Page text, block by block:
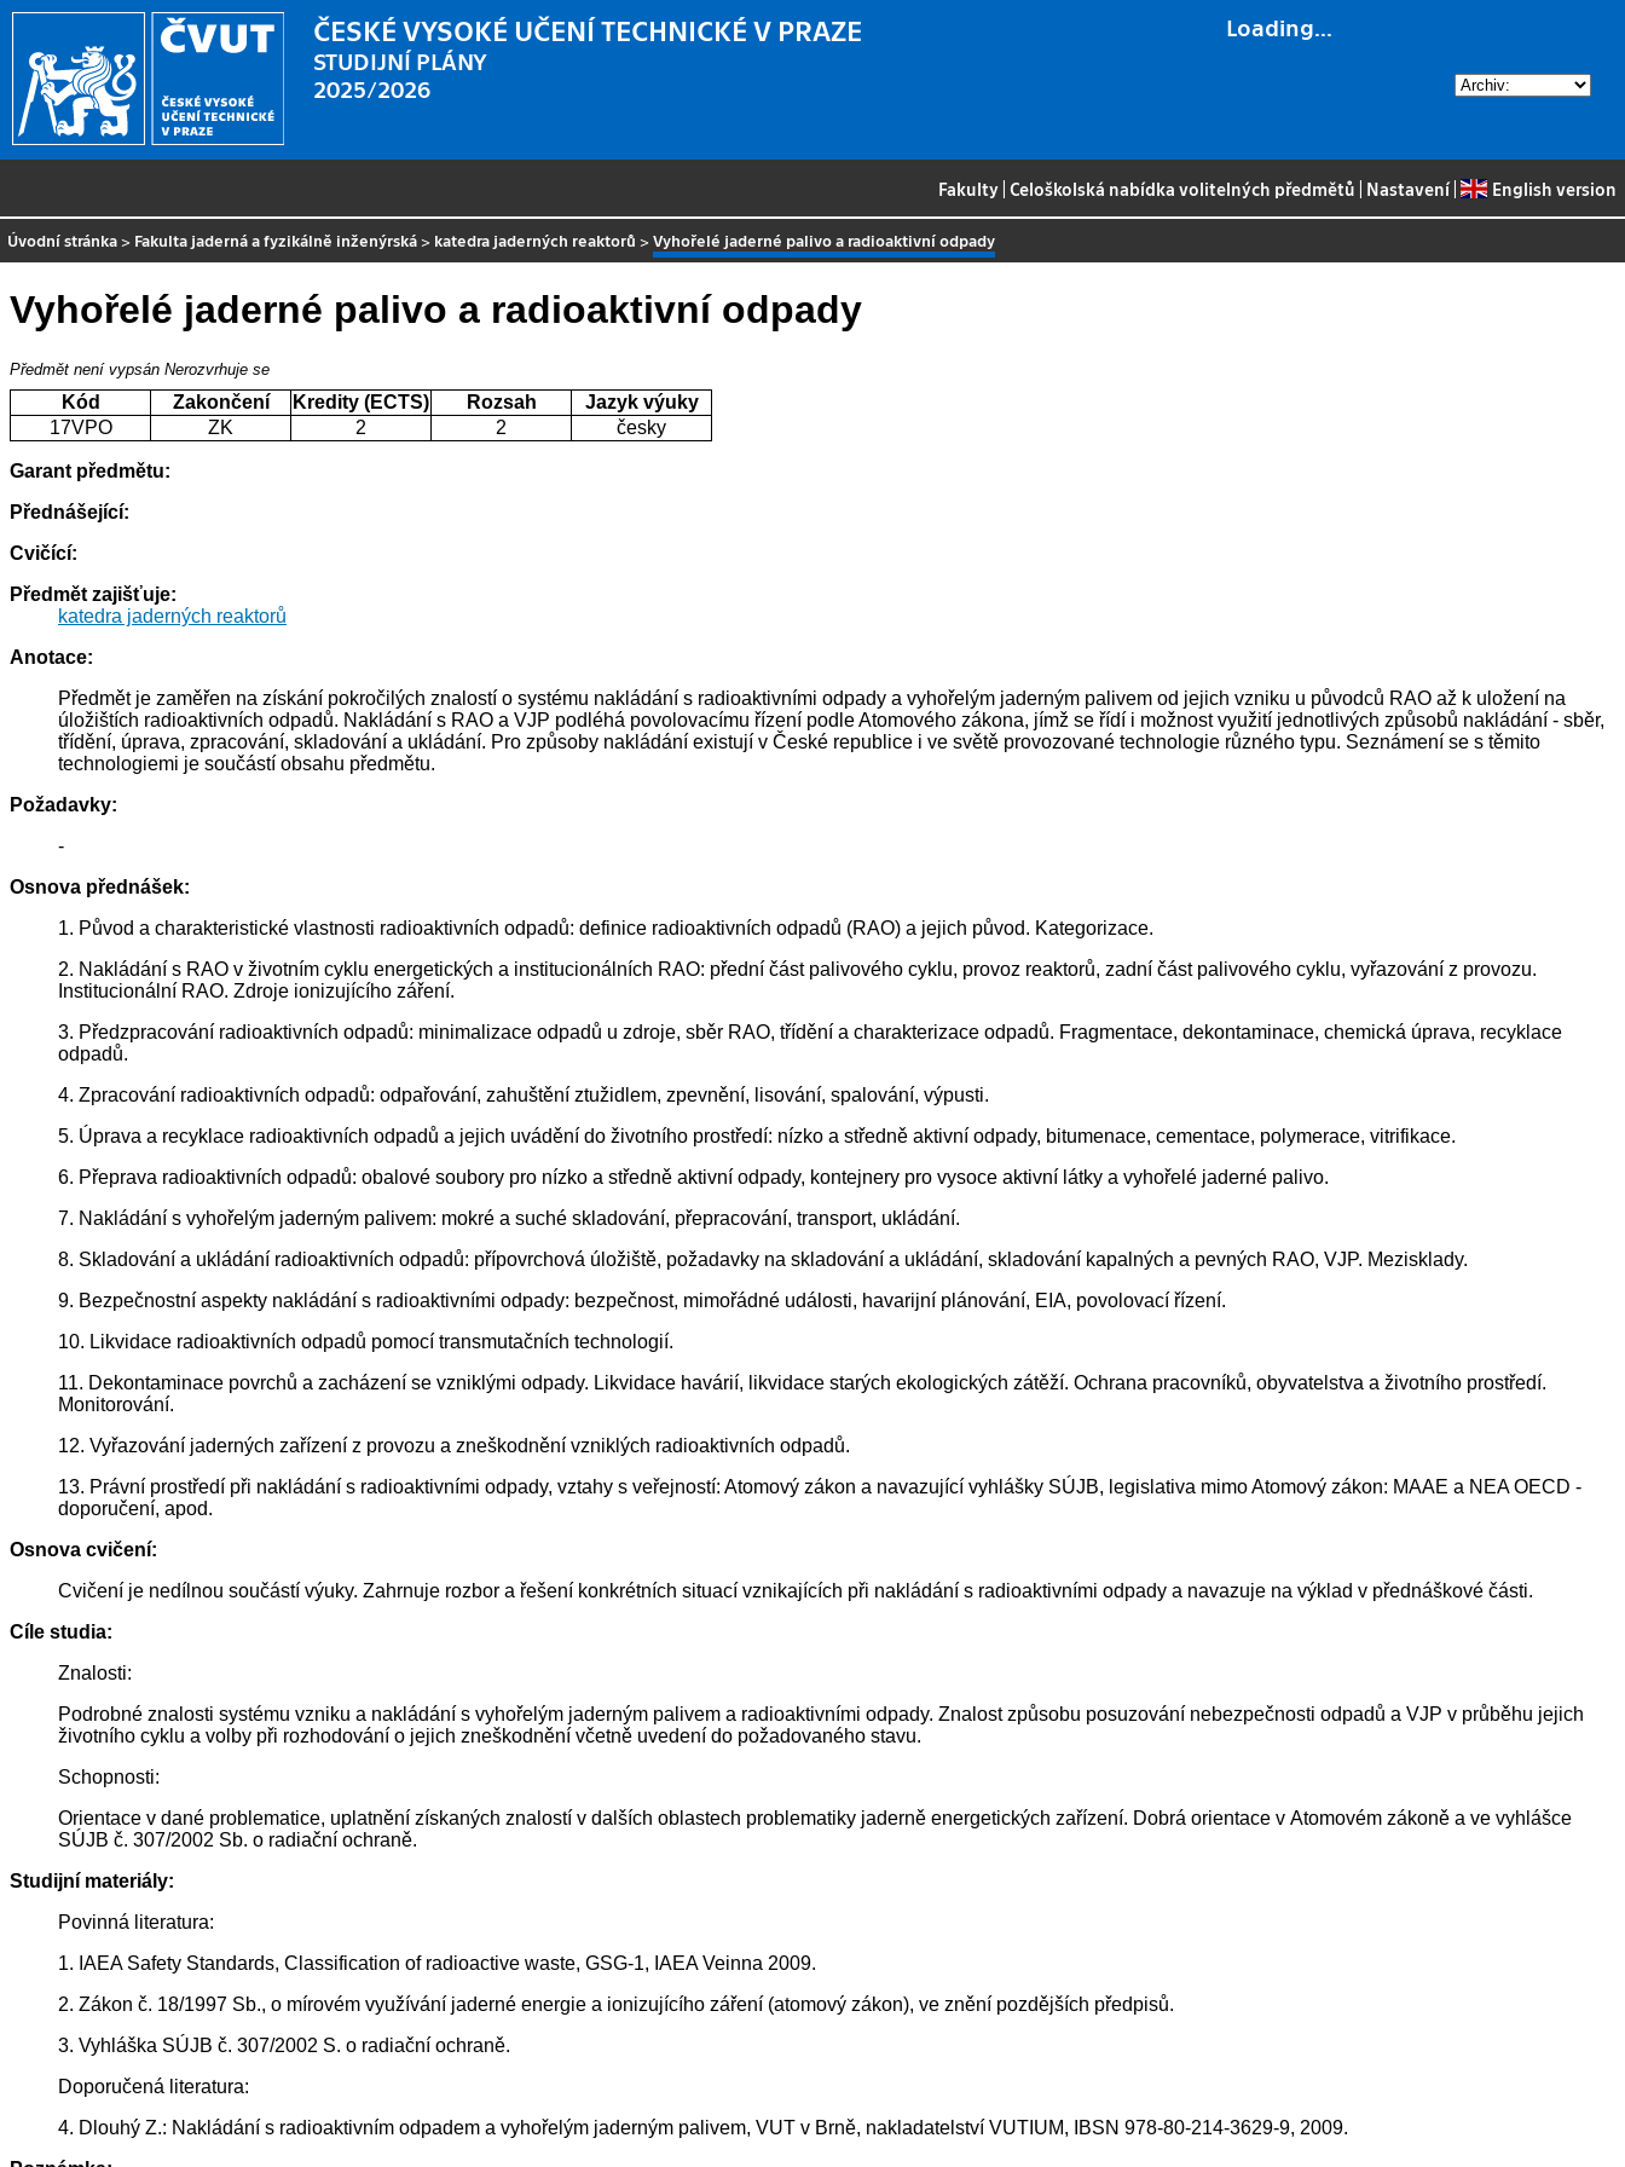
Loading...
ČESKÉ VYSOKÉ UČENÍ TECHNICKÉ V PRAZE
STUDIJNÍ PLÁNY
2025/2026
Fakulty |Celoškolská nabídka volitelných předmětů Nastavení| English version
Úvodní stránka > Fakulta jaderná a fyzikálně inženýrská > katedra jaderných reaktorů >Vyhořelé jaderné palivo a radioaktivní odpady
Vyhořelé jaderné palivo a radioaktivní odpady
Předmět není vypsán Nerozvrhuje se
Kód Zakončení Kredity (ECTS) Rozsah
Jazyk výuky
17VPO
ZK 2 2 česky
Garant předmětu:
Přednášející:
Cvičící:
Předmět zajišťuje:
katedra jaderných reaktorů
Anotace:
Předmět je zaměřen na získání pokročilých znalostí o systému nakládání s radioaktivními odpady a vyhořelým jaderným palivem od jejich vzniku u původců RAO až k uložení na
úložištích radioaktivních odpadů. Nakládání s RAO a VJP podléhá povolovacímu řízení podle Atomového zákona, jímž se řídí i možnost využití jednotlivých způsobů nakládání - sběr,
třídění, úprava, zpracování, skladování a ukládání. Pro způsoby nakládání existují v České republice i ve světě provozované technologie různého typu. Seznámení se s těmito
technologiemi je součástí obsahu předmětu.
Požadavky:
-
Osnova přednášek:
1. Původ a charakteristické vlastnosti radioaktivních odpadů: definice radioaktivních odpadů (RAO) a jejich původ. Kategorizace.
2. Nakládání s RAO v životním cyklu energetických a institucionálních RAO: přední část palivového cyklu, provoz reaktorů, zadní část palivového cyklu, vyřazování z provozu.
Institucionální RAO. Zdroje ionizujícího záření.
3. Předzpracování radioaktivních odpadů: minimalizace odpadů u zdroje, sběr RAO, třídění a charakterizace odpadů. Fragmentace, dekontaminace, chemická úprava, recyklace
odpadů.
4. Zpracování radioaktivních odpadů: odpařování, zahuštění ztužidlem, zpevnění, lisování, spalování, výpusti.
5. Úprava a recyklace radioaktivních odpadů a jejich uvádění do životního prostředí: nízko a středně aktivní odpady, bitumenace, cementace, polymerace, vitrifikace.
6. Přeprava radioaktivních odpadů: obalové soubory pro nízko a středně aktivní odpady, kontejnery pro vysoce aktivní látky a vyhořelé jaderné palivo.
7. Nakládání s vyhořelým jaderným palivem: mokré a suché skladování, přepracování, transport, ukládání.
8. Skladování a ukládání radioaktivních odpadů: přípovrchová úložiště, požadavky na skladování a ukládání, skladování kapalných a pevných RAO, VJP. Mezisklady.
9. Bezpečnostní aspekty nakládání s radioaktivními odpady: bezpečnost, mimořádné události, havarijní plánování, EIA, povolovací řízení.
10. Likvidace radioaktivních odpadů pomocí transmutačních technologií.
11. Dekontaminace povrchů a zacházení se vzniklými odpady. Likvidace havárií, likvidace starých ekologických zátěží. Ochrana pracovníků, obyvatelstva a životního prostředí.
Monitorování.
12. Vyřazování jaderných zařízení z provozu a zneškodnění vzniklých radioaktivních odpadů.
13. Právní prostředí při nakládání s radioaktivními odpady, vztahy s veřejností: Atomový zákon a navazující vyhlášky SÚJB, legislativa mimo Atomový zákon: MAAE a NEA OECD -
doporučení, apod.
Osnova cvičení:
Cvičení je nedílnou součástí výuky. Zahrnuje rozbor a řešení konkrétních situací vznikajících při nakládání s radioaktivními odpady a navazuje na výklad v přednáškové části.
Cíle studia:
Znalosti:
Podrobné znalosti systému vzniku a nakládání s vyhořelým jaderným palivem a radioaktivními odpady. Znalost způsobu posuzování nebezpečnosti odpadů a VJP v průběhu jejich
životního cyklu a volby při rozhodování o jejich zneškodnění včetně uvedení do požadovaného stavu.
Schopnosti:
Orientace v dané problematice, uplatnění získaných znalostí v dalších oblastech problematiky jaderně energetických zařízení. Dobrá orientace v Atomovém zákoně a ve vyhlášce
SÚJB č. 307/2002 Sb. o radiační ochraně.
Studijní materiály:
Povinná literatura:
1. IAEA Safety Standards, Classification of radioactive waste, GSG-1, IAEA Veinna 2009.
2. Zákon č. 18/1997 Sb., o mírovém využívání jaderné energie a ionizujícího záření (atomový zákon), ve znění pozdějších předpisů.
3. Vyhláška SÚJB č. 307/2002 S. o radiační ochraně.
Doporučená literatura:
4. Dlouhý Z.: Nakládání s radioaktivním odpadem a vyhořelým jaderným palivem, VUT v Brně, nakladatelství VUTIUM, IBSN 978-80-214-3629-9, 2009.